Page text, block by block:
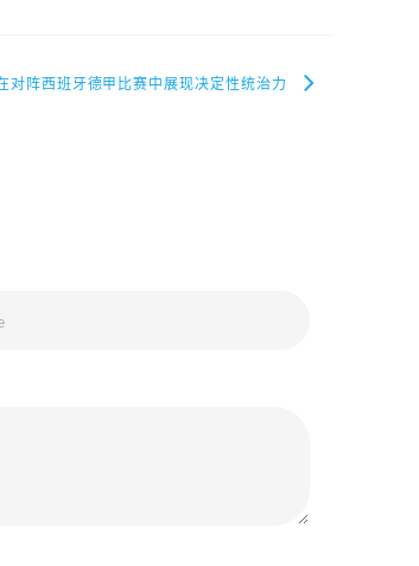
对阵西班牙德甲比赛中展现决定性统治力